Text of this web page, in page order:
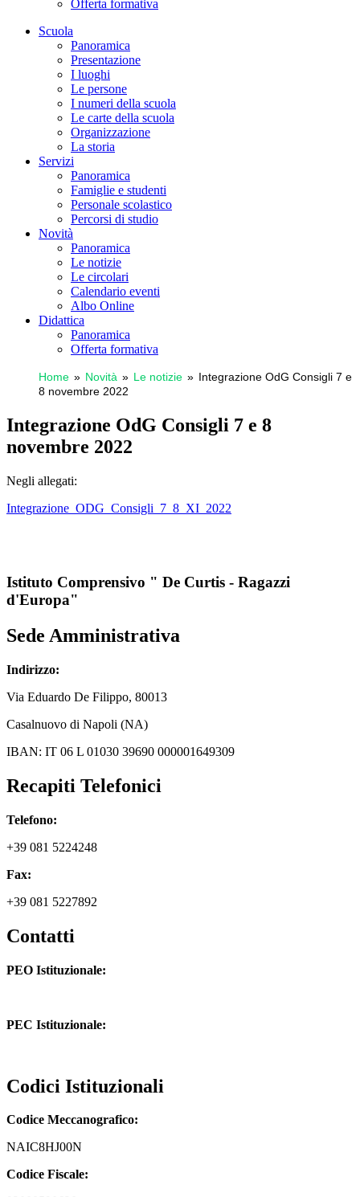
Offerta formativa
Scuola
Panoramica
Presentazione
I luoghi
Le persone
I numeri della scuola
Le carte della scuola
Organizzazione
La storia
Servizi
Panoramica
Famiglie e studenti
Personale scolastico
Percorsi di studio
Novità
Panoramica
Le notizie
Le circolari
Calendario eventi
Albo Online
Didattica
Panoramica
Offerta formativa
Home Novità Le notizie
Integrazione OdG Consigli 7 e
8 novembre 2022
Integrazione OdG Consigli 7 e 8
novembre 2022
Negli allegati:
Integrazione_ODG_Consigli_7_8_XI_2022
Istituto Comprensivo " De Curtis - Ragazzi
d'Europa"
Sede Amministrativa
Indirizzo:
Via Eduardo De Filippo, 80013
Casalnuovo di Napoli (NA)
IBAN: IT 06 L 01030 39690 000001649309
Recapiti Telefonici
Telefono:
+39 081 5224248
Fax:
+39 081 5227892
Contatti
PEO Istituzionale:
PEC Istituzionale:
Codici Istituzionali
Codice Meccanografico:
NAIC8HJ00N
Codice Fiscale: